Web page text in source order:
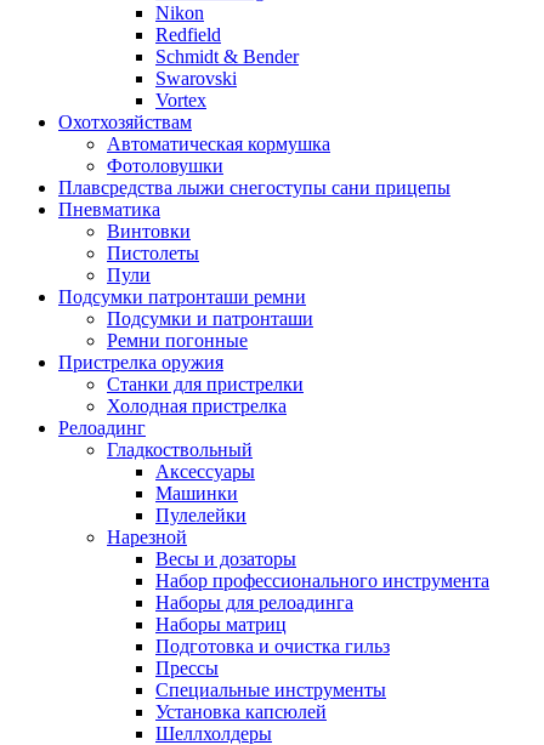
Nikon
Redfield
Schmidt & Bender
Swarovski
Vortex
Охотхозяйствам
Автоматическая кормушка
Фотоловушки
Плавсредства лыжи снегоступы сани прицепы
Пневматика
Винтовки
Пистолеты
Пули
Подсумки патронташи ремни
Подсумки и патронташи
Ремни погонные
Пристрелка оружия
Станки для пристрелки
Холодная пристрелка
Релоадинг
Гладкоствольный
Аксессуары
Машинки
Пулелейки
Нарезной
Весы и дозаторы
Набор профессионального инструмента
Наборы для релоадинга
Наборы матриц
Подготовка и очистка гильз
Прессы
Специальные инструменты
Установка капсюлей
Шеллхолдеры